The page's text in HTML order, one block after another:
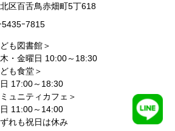
区百舌鳥赤畑町5丁618
5435ｰ7815
も図書館＞
・金曜日 10:00～18:30
も食堂＞
17:00～18:30
ュニティカフェ＞
11:00～14:00
れも祝日は休み